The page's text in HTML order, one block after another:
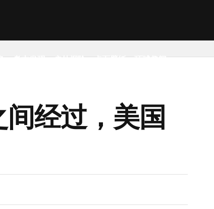
考古发现 户外探险 桌面壁纸 环球趣闻
经过，美国